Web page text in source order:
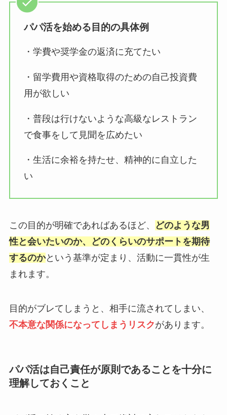
パパ活を始める目的の具体例
・学費や奨学金の返済に充てたい
・留学費用や資格取得のための自己投資費
用が欲しい
・普段は行けないような高級なレストラン
で食事をして見聞を広めたい
・生活に余裕を持たせ、精神的に自立した
い
この目的が明確であればあるほど、
どのような男
性と会いたいのか、どのくらいのサポートを期待
するのかという基準が定まり、活動に一貫性が生
まれます。
目的がブレてしまうと、相手に流されてしまい、
不本意な関係になってしまうリスクがあります。
パパ活は自己責任が原則であることを十分に
理解しておくこと